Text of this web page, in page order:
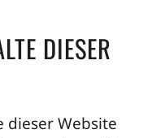
DIESER
dieser Website